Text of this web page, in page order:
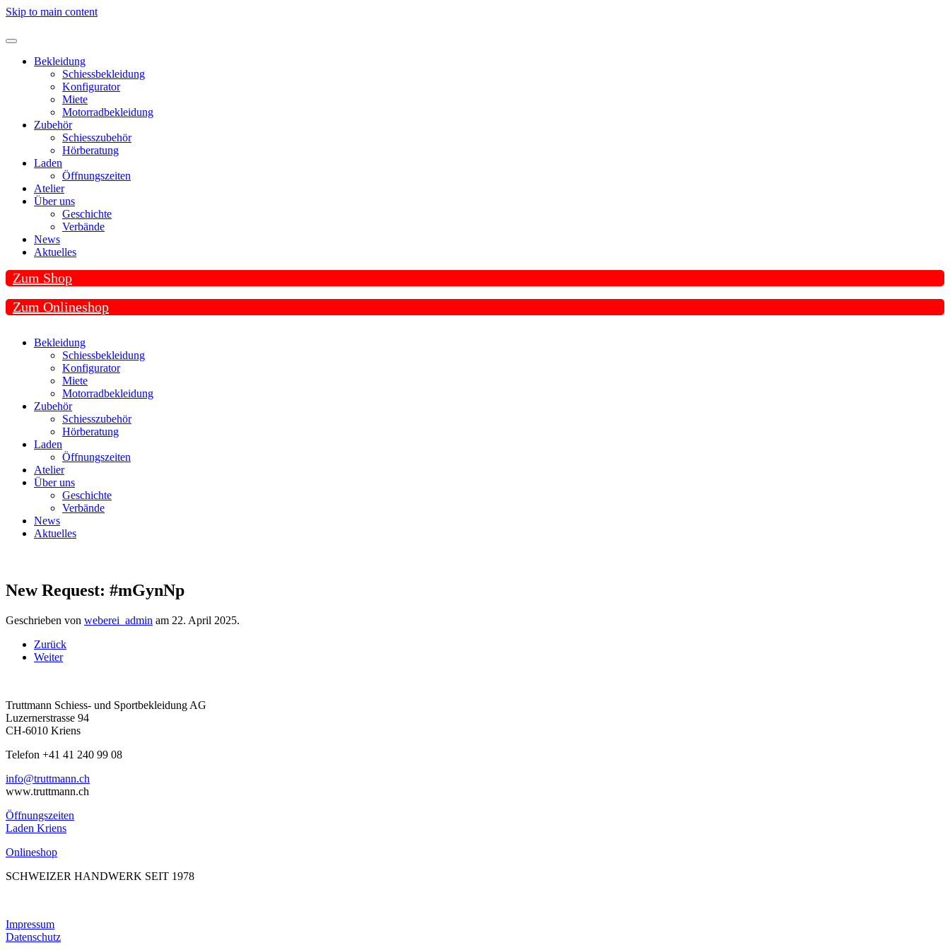
Skip to main content
Bekleidung
Schiessbekleidung
Konfigurator
Miete
Motorradbekleidung
Zubehör
Schiesszubehör
Hörberatung
Laden
Öffnungszeiten
Atelier
Über uns
Geschichte
Verbände
News
Aktuelles
Zum Shop
Zum Onlineshop
Bekleidung
Schiessbekleidung
Konfigurator
Miete
Motorradbekleidung
Zubehör
Schiesszubehör
Hörberatung
Laden
Öffnungszeiten
Atelier
Über uns
Geschichte
Verbände
News
Aktuelles
New Request: #mGynNp
Geschrieben von weberei_admin am 22. April 2025.
Zurück
Weiter
Truttmann Schiess- und Sportbekleidung AG
Luzernerstrasse 94
CH-6010 Kriens
Telefon +41 41 240 99 08
hc.nnamtturt@ofni
www.truttmann.ch
Öffnungszeiten
Laden Kriens
Onlineshop
SCHWEIZER HANDWERK SEIT 1978
Impressum
Datenschutz